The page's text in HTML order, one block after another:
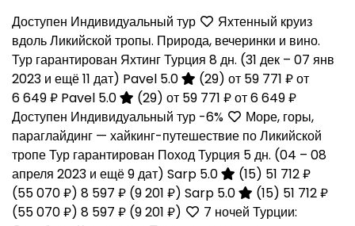
Доступен Индивидуальный тур
Яхтенный круиз
вдоль Ликийской тропы. Природа, вечеринки и вино.
Тур гарантирован Яхтинг Турция 8 дн. (31 дек – 07 янв
2023 и ещё 11 дат) Pavel 5.0 (29) от 59 771 ₽от
6 649 ₽ Pavel 5.0 (29) от 59 771 ₽от 6 649 ₽
Доступен Индивидуальный тур -6%
Море, горы,
параглайдинг — хайкинг-путешествие по Ликийской
тропе Тур гарантирован Поход Турция 5 дн. (04 – 08
апреля 2023 и ещё 9 дат) Sarp 5.0 (15) 51 712 ₽
(55 070 ₽) 8 597 ₽ (9 201 ₽) Sarp 5.0 (15) 51 712 ₽
(55 070 ₽) 8 597 ₽ (9 201 ₽)
7 ночей Турции: